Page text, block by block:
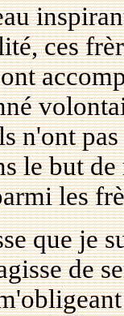
ces
n'ont
le but
les
que je
de